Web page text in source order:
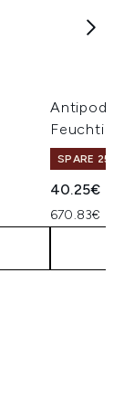
SPARE 25%
40.25€
670.83€